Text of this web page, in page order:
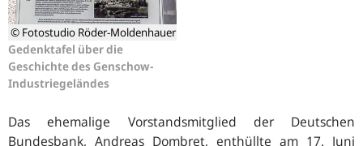
© Fotostudio Röder-Moldenhauer
Gedenktafel über die
Geschichte des Genschow-
Industriegeländes
Das ehemalige Vorstandsmitglied der Deutschen
Bundesbank, Andreas Dombret, enthüllte am 17. Juni